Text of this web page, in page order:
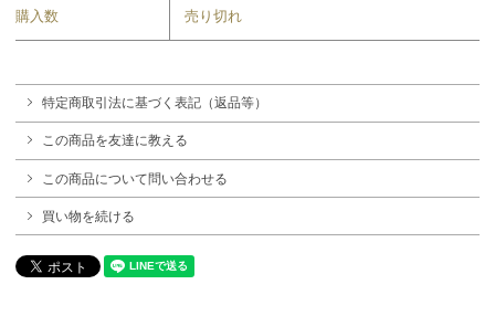
購入数 売り切れ
特定商取引法に基づく表記（返品等）
この商品を友達に教える
この商品について問い合わせる
買い物を続ける